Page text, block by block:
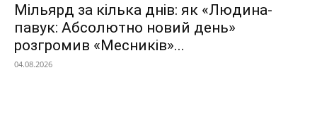
Мільярд за кілька днів: як «Людина-
павук: Абсолютно новий день»
розгромив «Месників»...
04.08.2026